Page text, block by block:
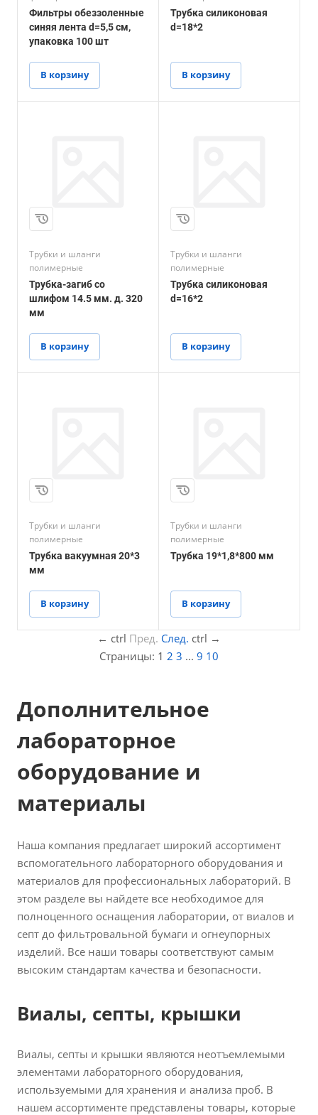
Фильтры обеззоленные
синяя лента d=5,5 см,
упаковка 100 шт
В корзину
Трубка силиконовая
d=18*2
В корзину
Трубки и шланги
полимерные
Трубка-загиб со
шлифом 14.5 мм. д. 320
мм
В корзину
Трубки и шланги
полимерные
Трубка силиконовая
d=16*2
В корзину
Трубки и шланги
полимерные
Трубка вакуумная 20*3
мм
В корзину
Трубки и шланги
полимерные
Трубка 19*1,8*800 мм
В корзину
← ctrl Пред. След. ctrl →
Страницы: 1 2 3 ... 9 10
Дополнительное
лабораторное
оборудование и
материалы
Наша компания предлагает широкий ассортимент
вспомогательного лабораторного оборудования и
материалов для профессиональных лабораторий. В
этом разделе вы найдете все необходимое для
полноценного оснащения лаборатории, от виалов и
септ до фильтровальной бумаги и огнеупорных
изделий. Все наши товары соответствуют самым
высоким стандартам качества и безопасности.
Виалы, септы, крышки
Виалы, септы и крышки являются неотъемлемыми
элементами лабораторного оборудования,
используемыми для хранения и анализа проб. В
нашем ассортименте представлены товары, которые